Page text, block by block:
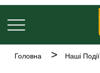
Перейти
до
основного
вмісту
Основна
Рядок
Головна Наші Події